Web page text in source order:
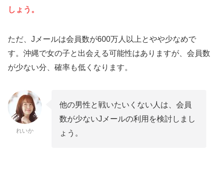
しょう。
ただ、Jメールは会員数が600万人以上とやや少なめで
す。沖縄で女の子と出会える可能性はありますが、会員数
が少ない分、確率も低くなります。
れいか
他の男性と戦いたいくない人は、会員
数が少ないJメールの利用を検討しまし
ょう。